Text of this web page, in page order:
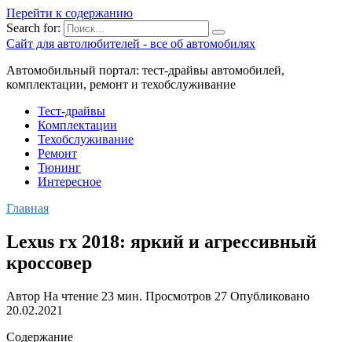
Перейти к содержанию
Search for:
Сайт для автолюбителей - все об автомобилях
Автомобильный портал: тест-драйвы автомобилей,
комплектации, ремонт и техобслуживание
Тест-драйвы
Комплектации
Техобслуживание
Ремонт
Тюнинг
Интересное
Главная
Lexus rx 2018: яркий и агрессивный
кроссовер
Автор На чтение 23 мин. Просмотров 27 Опубликовано
20.02.2021
Содержание